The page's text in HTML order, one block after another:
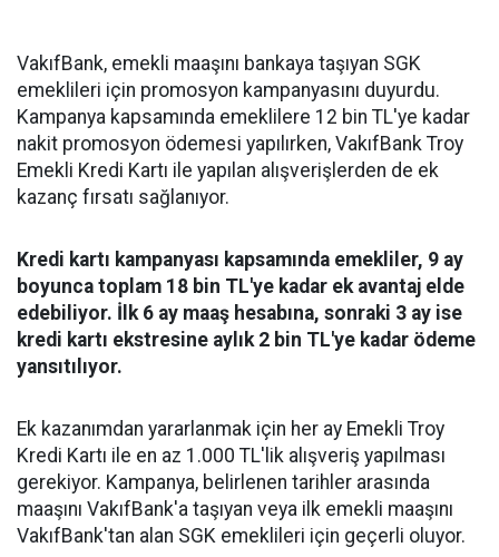
VakıfBank, emekli maaşını bankaya taşıyan SGK
emeklileri için promosyon kampanyasını duyurdu.
Kampanya kapsamında emeklilere 12 bin TL'ye kadar
nakit promosyon ödemesi yapılırken, VakıfBank Troy
Emekli Kredi Kartı ile yapılan alışverişlerden de ek
kazanç fırsatı sağlanıyor.
Kredi kartı kampanyası kapsamında emekliler, 9 ay
boyunca toplam 18 bin TL'ye kadar ek avantaj elde
edebiliyor. İlk 6 ay maaş hesabına, sonraki 3 ay ise
kredi kartı ekstresine aylık 2 bin TL'ye kadar ödeme
yansıtılıyor.
Ek kazanımdan yararlanmak için her ay Emekli Troy
Kredi Kartı ile en az 1.000 TL'lik alışveriş yapılması
gerekiyor. Kampanya, belirlenen tarihler arasında
maaşını VakıfBank'a taşıyan veya ilk emekli maaşını
VakıfBank'tan alan SGK emeklileri için geçerli oluyor.